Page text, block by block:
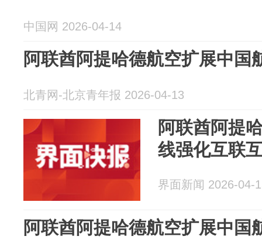
中国网 2026-04-14
阿联酋阿提哈德航空扩展中国
北青网-北京青年报 2026-04-13
阿联酋阿提
线强化互联
界面新闻 2026-04-
阿联酋阿提哈德航空扩展中国